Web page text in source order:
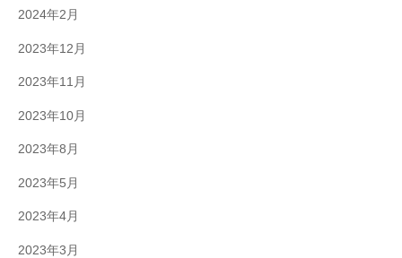
2024年2月
2023年12月
2023年11月
2023年10月
2023年8月
2023年5月
2023年4月
2023年3月